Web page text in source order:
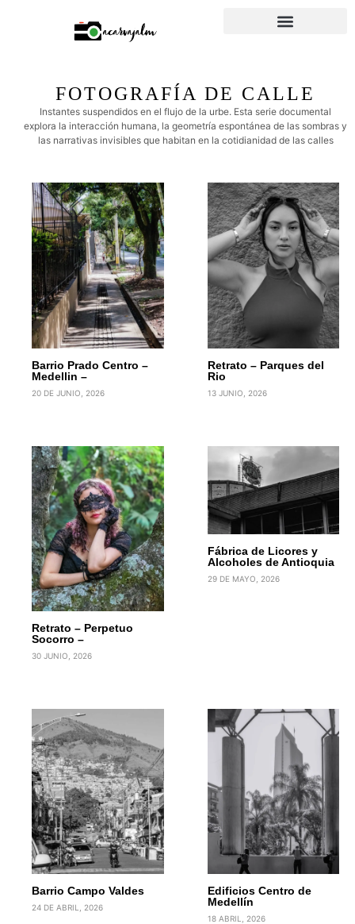
FOTOGRAFÍA DE CALLE
Instantes suspendidos en el flujo de la urbe. Esta serie documental
explora la interacción humana, la geometría espontánea de las sombras y
las narrativas invisibles que habitan en la cotidianidad de las calles
Barrio Prado Centro –
Medellin –
20 DE JUNIO, 2026
Retrato – Parques del
Rio
13 JUNIO, 2026
Retrato – Perpetuo
Socorro –
30 JUNIO, 2026
Fábrica de Licores y
Alcoholes de Antioquia
29 DE MAYO, 2026
Barrio Campo Valdes
24 DE ABRIL, 2026
Edificios Centro de
Medellín
18 ABRIL, 2026